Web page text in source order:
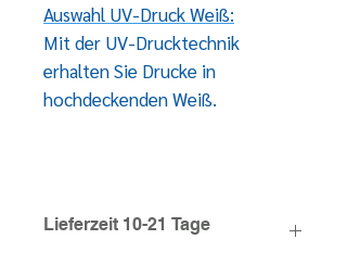
Auswahl UV-Druck Weiß:
Mit der UV-Drucktechnik
erhalten Sie Drucke in
hochdeckenden Weiß.
Lieferzeit 10-21 Tage